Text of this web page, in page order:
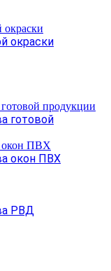
окраски
готовой
окон ПВХ
РВД